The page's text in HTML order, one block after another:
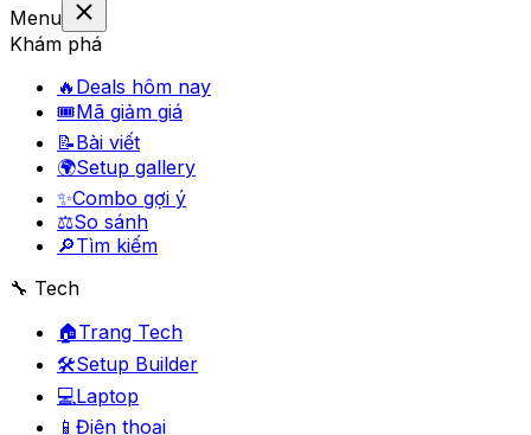
Menu
Khám phá
🔥 Deals hôm nay
🎟Mã giảm giá
📝Bài viết
🌍Setup gallery
✨Combo gợi ý
⚖️So sánh
🔎Tìm kiếm
🔧 Tech
🏠Trang Tech
🛠️Setup Builder
💻Laptop
📱 Điện thoại